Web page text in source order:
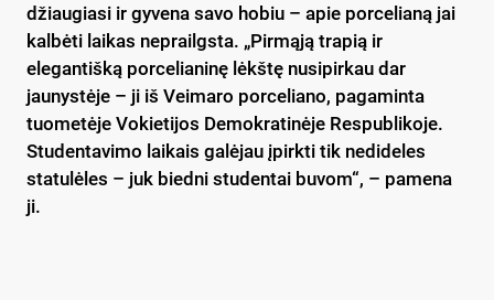
džiaugiasi ir gyvena savo hobiu – apie porcelianą jai
kalbėti laikas neprailgsta. „Pirmąją trapią ir
elegantišką porcelianinę lėkštę nusipirkau dar
jaunystėje – ji iš Veimaro porceliano, pagaminta
tuometėje Vokietijos Demokratinėje Respublikoje.
Studentavimo laikais galėjau įpirkti tik nedideles
statulėles – juk biedni studentai buvom“, – pamena
ji.